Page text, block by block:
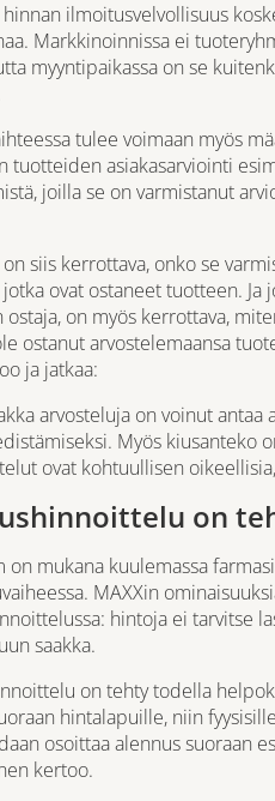
ilmoitusvelvollisuus
Markkinoinnissa ei
myyntipaikassa on se
tulee voimaan myös
tuotteiden asiakasarviointi
joilla se on varmistanut
siis kerrottava, onko se
ovat ostaneet tuotteen. Ja
on myös kerrottava,
ostanut arvostelemaansa
ja jatkaa:
arvosteluja on voinut
Myös kiusanteko
ovat kohtuullisen
on
on mukana kuulemassa
MAXXin
hintoja ei tarvitse
saakka.
on tehty todella
hintalapuille, niin
osoittaa alennus suoraan
kertoo.